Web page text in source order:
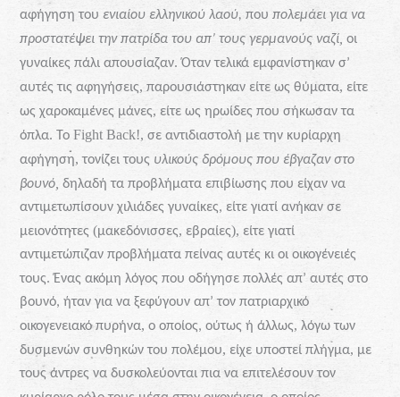
αφήγηση του ενιαίου ελληνικού λαού, που πολεμάει για να
προστατέψει την πατρίδα του απ’ τους γερμανούς ναζί ,οι
γυναίκες πάλι απουσίαζαν.Όταν τελικά εμφανίστηκαν σ’
αυτές τις αφηγήσεις,παρουσιάστηκαν είτε ως θύματα, είτε
ως χαροκαμένες μάνες, είτε ως ηρωίδες που σήκωσαν τα
όπλα. Το Fight Back!,σε αντιδιαστολή με την κυρίαρχη
αφήγηση,τονίζει τους υλικούς δρόμους που έβγαζαν στο
βουνό ,δηλαδή τα προβλήματα επιβίωσης που είχαν να
αντιμετωπίσουν χιλιάδες γυναίκες, είτε γιατί ανήκαν σε
μειονότητες (μακεδόνισσες, εβραίες), είτε γιατί
αντιμετώπιζαν προβλήματα πείνας αυτές κι οι οικογένειές
τους.Ένας ακόμη λόγος που οδήγησε πολλές απ’ αυτές στο
βουνό, ήταν για να ξεφύγουν απ’ τον πατριαρχικό
οικογενειακό πυρήνα,ο οποίος, ούτως ή άλλως,λόγω των
δυσμενών συνθηκών του πολέμου, είχε υποστεί πλήγμα, με
τους άντρες να δυσκολεύονται πια να επιτελέσουν τον